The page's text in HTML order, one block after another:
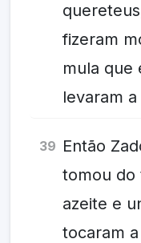
fizeram
mula que
levaram
39 Então
tomou do
azeite e
tocaram